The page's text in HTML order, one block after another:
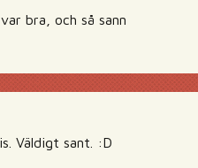
bra, och så sann
Väldigt sant. :D